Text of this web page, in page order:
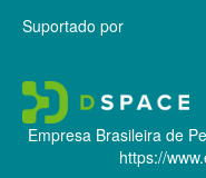
Suportado por
Empresa Brasileira de
https://